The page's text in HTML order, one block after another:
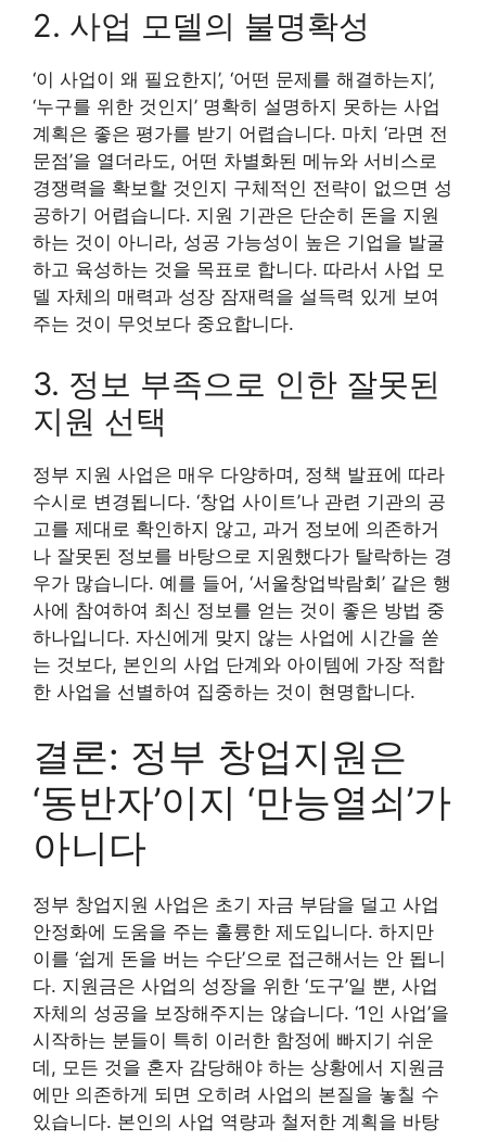
2. 사업 모델의 불명확성
‘이 사업이 왜 필요한지’, ‘어떤 문제를 해결하는지’,
‘누구를 위한 것인지’ 명확히 설명하지 못하는 사업
계획은 좋은 평가를 받기 어렵습니다. 마치 ‘라면 전
문점’을 열더라도, 어떤 차별화된 메뉴와 서비스로
경쟁력을 확보할 것인지 구체적인 전략이 없으면 성
공하기 어렵습니다. 지원 기관은 단순히 돈을 지원
하는 것이 아니라, 성공 가능성이 높은 기업을 발굴
하고 육성하는 것을 목표로 합니다. 따라서 사업 모
델 자체의 매력과 성장 잠재력을 설득력 있게 보여
주는 것이 무엇보다 중요합니다.
3. 정보 부족으로 인한 잘못된
지원 선택
정부 지원 사업은 매우 다양하며, 정책 발표에 따라
수시로 변경됩니다. ‘창업 사이트’나 관련 기관의 공
고를 제대로 확인하지 않고, 과거 정보에 의존하거
나 잘못된 정보를 바탕으로 지원했다가 탈락하는 경
우가 많습니다. 예를 들어, ‘서울창업박람회’ 같은 행
사에 참여하여 최신 정보를 얻는 것이 좋은 방법 중
하나입니다. 자신에게 맞지 않는 사업에 시간을 쏟
는 것보다, 본인의 사업 단계와 아이템에 가장 적합
한 사업을 선별하여 집중하는 것이 현명합니다.
결론: 정부 창업지원은
‘동반자’이지 ‘만능열쇠’가
아니다
정부 창업지원 사업은 초기 자금 부담을 덜고 사업
안정화에 도움을 주는 훌륭한 제도입니다. 하지만
이를 ‘쉽게 돈을 버는 수단’으로 접근해서는 안 됩니
다. 지원금은 사업의 성장을 위한 ‘도구’일 뿐, 사업
자체의 성공을 보장해주지는 않습니다. ‘1인 사업’을
시작하는 분들이 특히 이러한 함정에 빠지기 쉬운
데, 모든 것을 혼자 감당해야 하는 상황에서 지원금
에만 의존하게 되면 오히려 사업의 본질을 놓칠 수
있습니다. 본인의 사업 역량과 철저한 계획을 바탕